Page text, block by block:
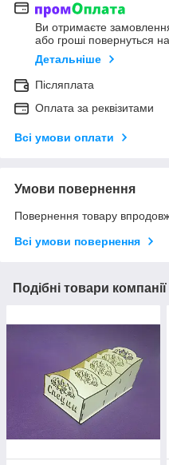
Ви отримаєте
або гроші повернуться
Детальніше
Післяплата
Оплата за реквізитами
Всі умови оплати
Умови повернення
Повернення товару
Всі умови повернення
Подібні товари компанії